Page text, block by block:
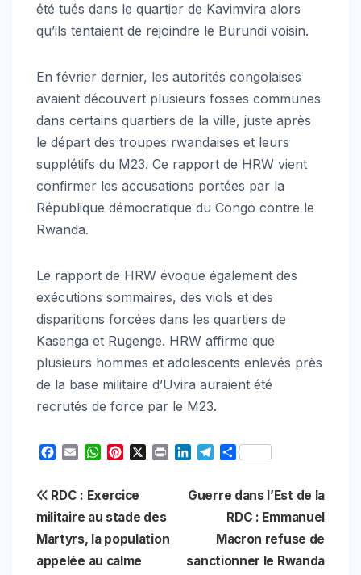
été tués dans le quartier de Kavimvira alors
qu’ils tentaient de rejoindre le Burundi voisin.
En février dernier, les autorités congolaises
avaient découvert plusieurs fosses communes
dans certains quartiers de la ville, juste après
le départ des troupes rwandaises et leurs
supplétifs du M23. Ce rapport de HRW vient
confirmer les accusations portées par la
République démocratique du Congo contre le
Rwanda.
Le rapport de HRW évoque également des
exécutions sommaires, des viols et des
disparitions forcées dans les quartiers de
Kasenga et Rugenge. HRW affirme que
plusieurs hommes et adolescents enlevés près
de la base militaire d’Uvira auraient été
recrutés de force par le M23.
e
b
o
k
l
W
t
s
A
p
p
t
e
r
s
k
n
e
r
m
S
r
e
Navigation
de
l’article
Guerre dans l’Est de la
RDC : Emmanuel
Macron refuse de
sanctionner le Rwanda
RDC : Exercice
militaire au stade des
Martyrs, la population
appelée au calme